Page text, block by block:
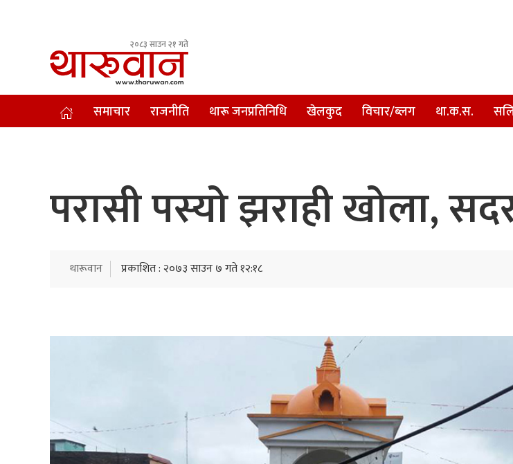
२०८३ साउन २१ गते
Leading Newsportal from Tharu Community Nepal.
समाचार राजनीति थारू जनप्रतिनिधि खेलकुद विचार/ब्लग था.क.स.
परासी पस्यो झराही खोला,
थारूवान प्रकाशित : २०७३ साउन ७ गते १२:१८